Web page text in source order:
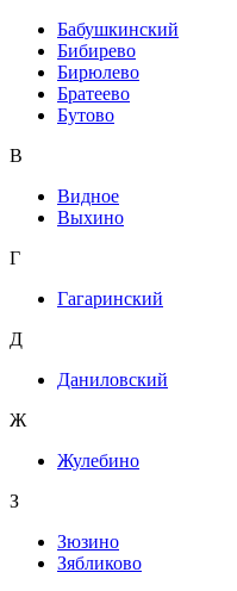
Бабушкинский
Бибирево
Бирюлево
Братеево
Бутово
В
Видное
Выхино
Г
Гагаринский
Д
Даниловский
Ж
Жулебино
З
Зюзино
Зябликово